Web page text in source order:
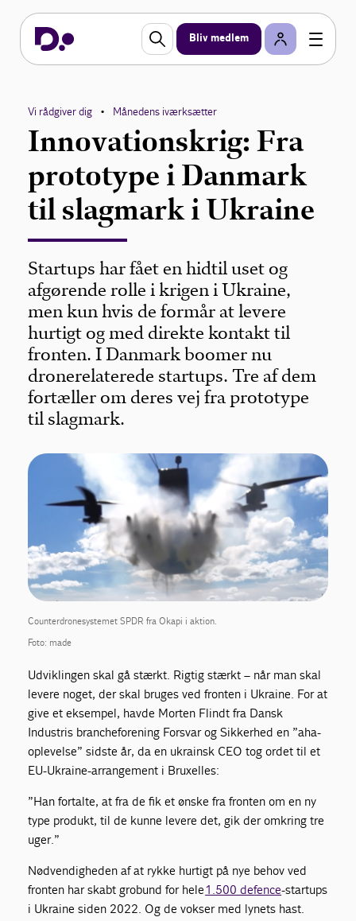
Bliv medlem
Vi rådgiver dig • Månedens iværksætter
Innovationskrig: Fra
prototype i Danmark
til slagmark i Ukraine
Startups har fået en hidtil uset og
afgørende rolle i krigen i Ukraine,
men kun hvis de formår at levere
hurtigt og med direkte kontakt til
fronten. I Danmark boomer nu
dronerelaterede startups. Tre af dem
fortæller om deres vej fra prototype
til slagmark.
Counterdronesystemet SPDR fra Okapi i aktion.
Foto: made
Udviklingen skal gå stærkt. Rigtig stærkt – når man skal
levere noget, der skal bruges ved fronten i Ukraine. For at
give et eksempel, havde Morten Flindt fra Dansk
Industris brancheforening Forsvar og Sikkerhed en ”aha-
oplevelse” sidste år, da en ukrainsk CEO tog ordet til et
EU-Ukraine-arrangement i Bruxelles:
”Han fortalte, at fra de fik et ønske fra fronten om en ny
type produkt, til de kunne levere det, gik der omkring tre
uger.”
Nødvendigheden af at rykke hurtigt på nye behov ved
fronten har skabt grobund for hele1.500 defence-startups
i Ukraine siden 2022. Og de vokser med lynets hast.